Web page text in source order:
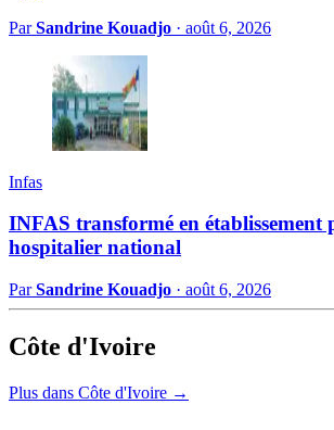
ParSandrine Kouadjo · août 6, 2026
Infas
INFAS transformé en établissement
hospitalier national
ParSandrine Kouadjo · août 6, 2026
Côte d'Ivoire
Plus dans Côte d'Ivoire →